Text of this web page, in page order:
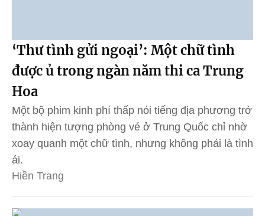
‘Thư tình gửi ngoại’: Một chữ tình
được ủ trong ngàn năm thi ca Trung
Hoa
Một bộ phim kinh phí thấp nói tiếng địa phương trở
thành hiện tượng phòng vé ở Trung Quốc chỉ nhờ
xoay quanh một chữ tình, nhưng không phải là tình
ái.
Hiền Trang